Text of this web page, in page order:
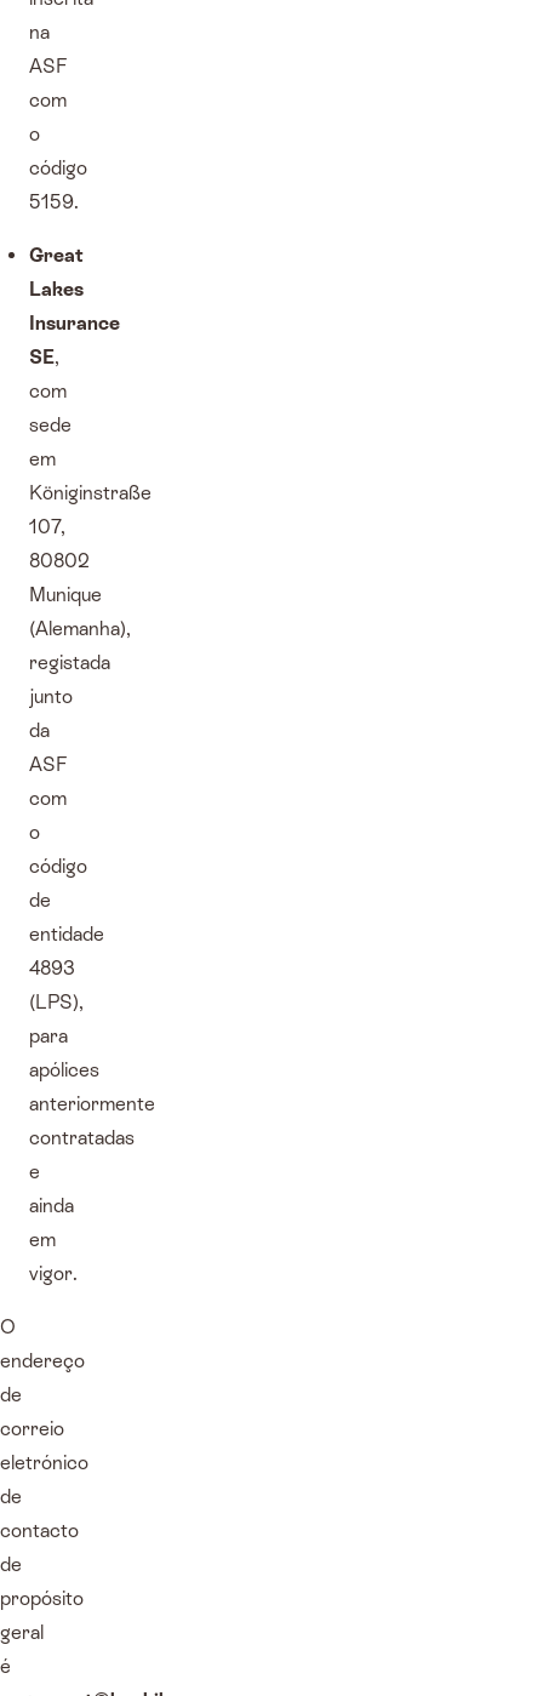
na
ASF
com
o
código
5159.
Great
Lakes
Insurance
SE,
com
sede
em
Königinstraße
107,
80802
Munique
(Alemanha),
registada
junto
da
ASF
com
o
código
de
entidade
4893
(LPS),
para
apólices
anteriormente
contratadas
e
ainda
em
vigor.
O
endereço
de
correio
eletrónico
de
contacto
de
propósito
geral
é